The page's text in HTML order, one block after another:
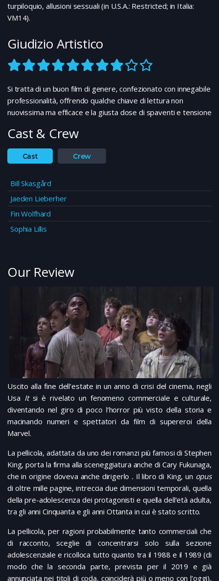
turpiloquio, allusioni sessuali (in U.S.A.: Restricted; in Italia:
VM14).
Giudizio Artistico
Si tratta di un buon film di genere, confezionato con innegabile
professionalità, offrendo qualche chiave di lettura non
nuovissima ma efficace e la giusta dose di spaventi e tensione
Cast & Crew
Cast Crew
Bill Skasgård
Jaeden Lieberher
Fin Wolfhard
Sophia Lillis
Our Review
Uscito alla fine dell’estate in un anno di crisi del cinema, negli
Usa Itsi è rivelato un fenomeno commerciale e culturale,
diventando nel giro di poco l’horror più visto della storia e
macinando numeri e spettatori da film di supereroi della
Marvel.
La pellicola, adattata da uno dei romanzi più famosi di Stephen
King, porta la firma alla sceneggiatura anche di Cary Fukunaga,
che in origine doveva anche dirigerlo . Il libro di King, un opus
di oltre mille pagine, intreccia due dimensioni temporali, quella
della pre-adolescenza dei protagonisti e quella dell’età adulta,
tra gli anni Cinquanta e gli anni Ottanta in cui è stato scritto.
La pellicola, per ragioni probabilmente tanto commerciali che
di racconto, sceglie di concentrarsi solo sulla sezione
adolescenziale e ricolloca tutto quanto tra il 1988 e il 1989 (di
modo che la seconda parte, prevista per il 2019 e già
annunciata nei titoli di coda, coinciderà più o meno con l’oggi),